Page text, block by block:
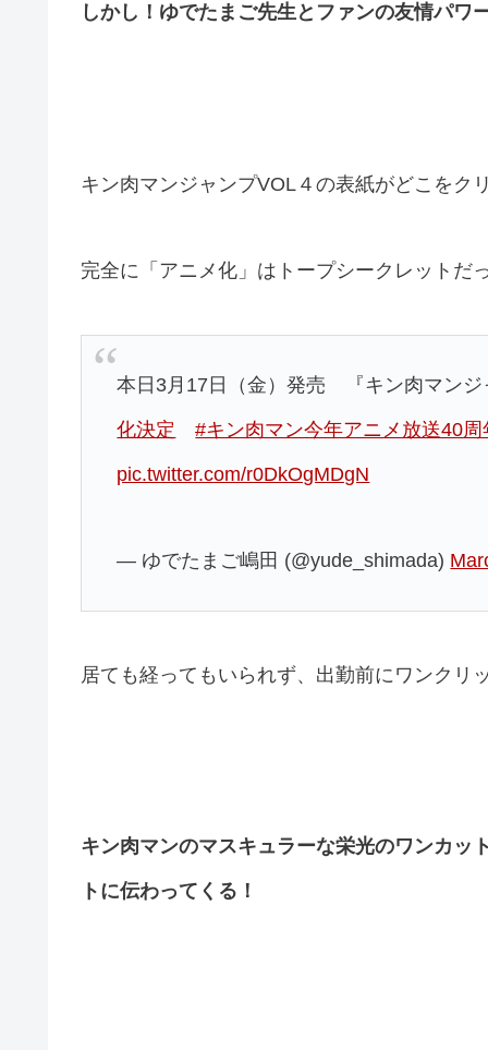
しかし！ゆでたまご先生とファンの友情パワ
キン肉マンジャンプVOL４の表紙がどこをク
完全に「アニメ化」はトープシークレットだ
本日3月17日（金）発売 『キン肉マンジ
化決定 #キン肉マン今年アニメ放送40周
pic.twitter.com/r0DkOgMDgN
— ゆでたまご嶋田 (@yude_shimada)
居ても経ってもいられず、出勤前にワンクリ
キン肉マンのマスキュラーな栄光のワンカッ
トに伝わってくる！